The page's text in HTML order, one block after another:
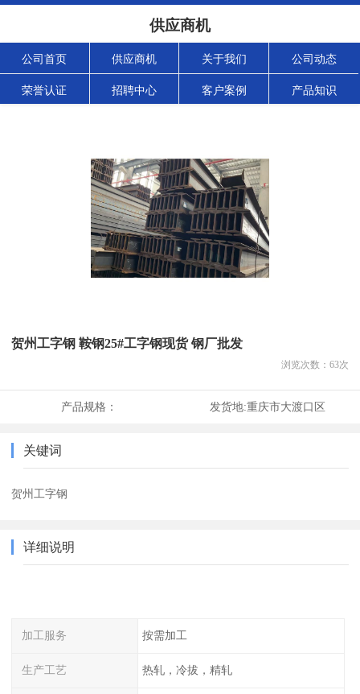
供应商机
公司首页 供应商机 关于我们 公司动态
荣誉认证 招聘中心 客户案例 产品知识
贺州工字钢 鞍钢25#工字钢现货 钢厂批发
浏览次数： 63次
产品规格： 发货地:重庆市大渡口区
关键词
贺州工字钢
详细说明
加工服务 按需加工
生产工艺 热轧，冷拔，精轧